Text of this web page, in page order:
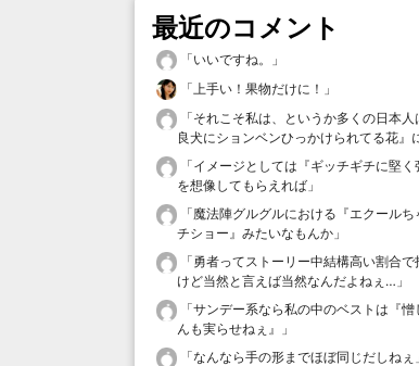
最近のコメント
「いいですね。
」
「上手い！果物だけに！ 」
「それこそ私は、というか多くの日本
良犬にションベンひっかけられてる花』
「イメージとしては『ギッチギチに堅く
を想像してもらえれば 」
「魔法陣グルグルにおける『エクール
チショー』みたいなもんか 」
「勇者ってストーリー中結構高い割合で
けど当然と言えば当然なんだよねぇ… 」
「サンデー系なら私の中のベストは『
んも実らせねぇ』
」
「なんなら手の形までほぼ同じだしねぇ